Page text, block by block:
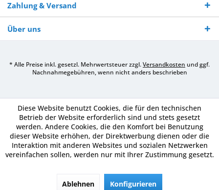
Zahlung & Versand
Über uns
* Alle Preise inkl. gesetzl. Mehrwertsteuer zzgl.Versandkosten und ggf.
Nachnahmegebühren, wenn nicht anders beschrieben
Diese Website benutzt Cookies, die für den technischen
Betrieb der Website erforderlich sind und stets gesetzt
werden. Andere Cookies, die den Komfort bei Benutzung
dieser Website erhöhen, der Direktwerbung dienen oder die
Interaktion mit anderen Websites und sozialen Netzwerken
vereinfachen sollen, werden nur mit Ihrer Zustimmung gesetzt.
Ablehnen Konfigurieren